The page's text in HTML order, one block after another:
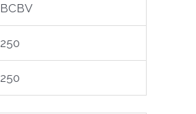
BCBV
250
250